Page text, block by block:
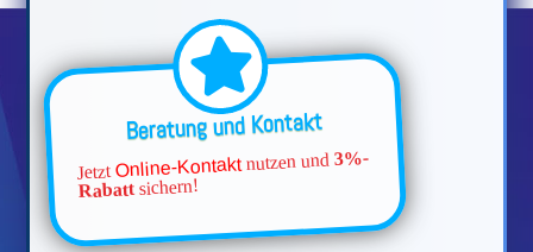
Beratung und Kontakt
JetztOnline-Kontaktnutzen und3%-
Rabattsichern!